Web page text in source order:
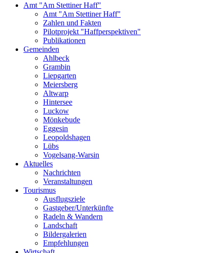
Amt "Am Stettiner Haff"
Amt "Am Stettiner Haff"
Zahlen und Fakten
Pilotprojekt "Haffperspektiven"
Publikationen
Gemeinden
Ahlbeck
Grambin
Liepgarten
Meiersberg
Altwarp
Hintersee
Luckow
Mönkebude
Eggesin
Leopoldshagen
Lübs
Vogelsang-Warsin
Aktuelles
Nachrichten
Veranstaltungen
Tourismus
Ausflugsziele
Gastgeber/Unterkünfte
Radeln & Wandern
Landschaft
Bildergalerien
Empfehlungen